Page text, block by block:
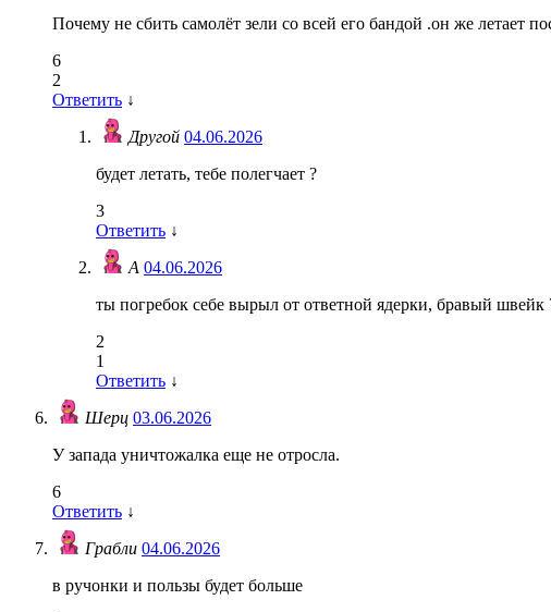
Почему не сбить самолёт зели со всей его бандой .он же летает
6
2
Ответить ↓
Другой 04.06.2026
будет летать, тебе полегчает ?
3
Ответить ↓
А 04.06.2026
ты погребок себе вырыл от ответной ядерки, бравый швейк
2
1
Ответить ↓
Шерц 03.06.2026
У запада уничтожалка еще не отросла.
6
Ответить ↓
Грабли 04.06.2026
в ручонки и пользы будет больше